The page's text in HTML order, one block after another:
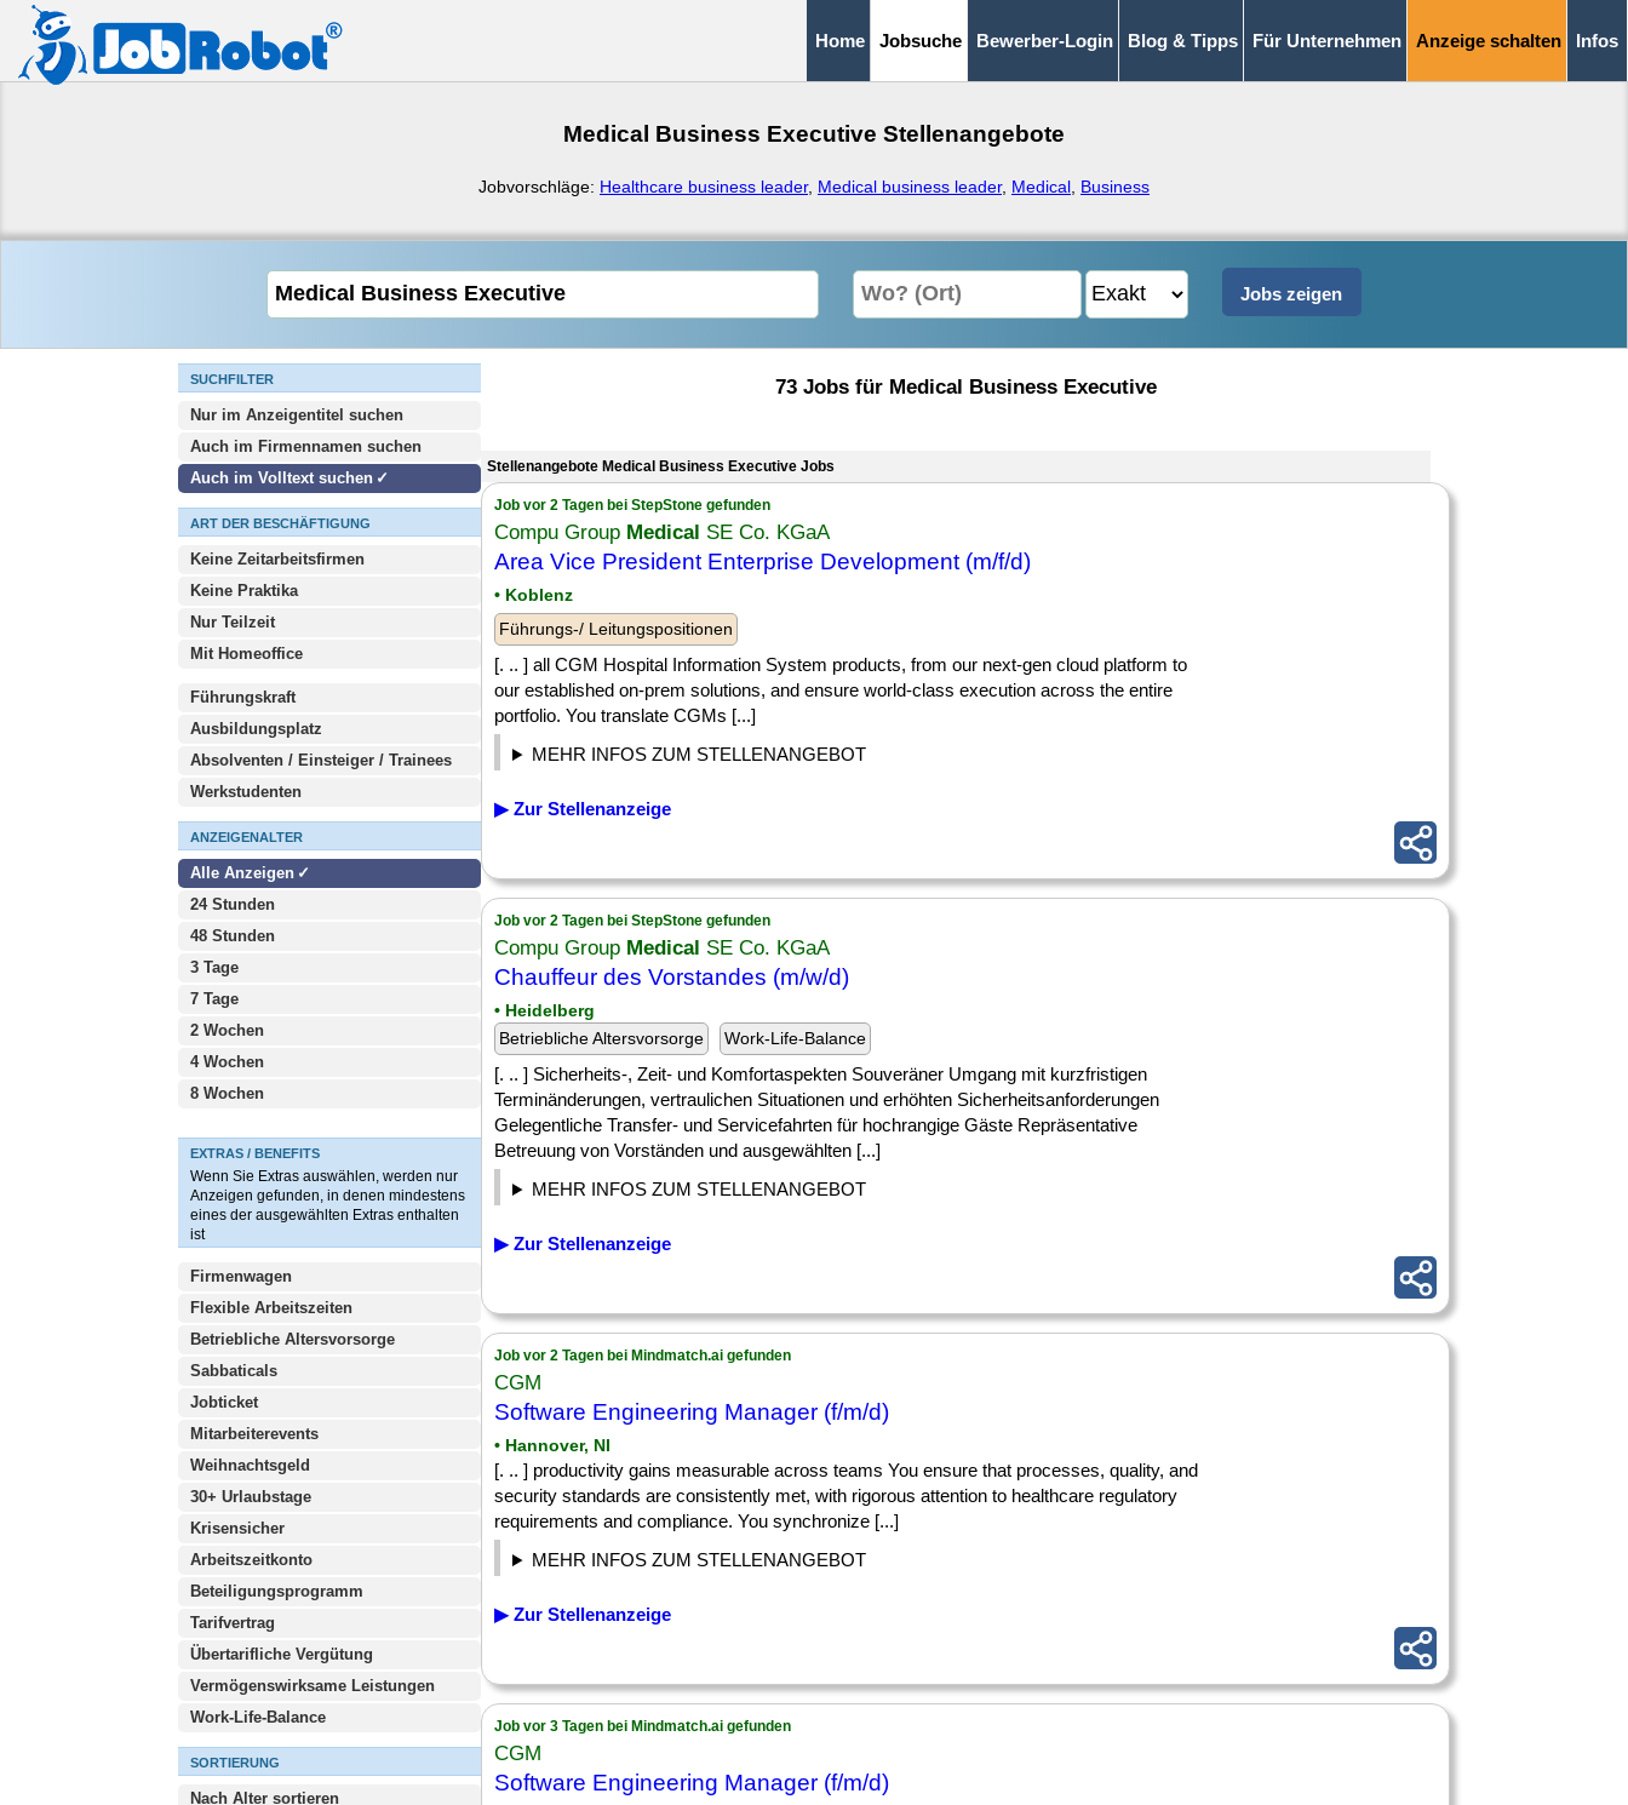
Home Jobsuche Bewerber-Login Blog & Tipps Für Unternehmen Anzeige schalten Infos
Medical Business Executive Stellenangebote
Jobvorschläge: Healthcare business leader, Medical business leader, Medical Business
SUCHFILTER
Nur im Anzeigentitel suchen
Auch im Firmennamen suchen
Auch im Volltext suchen
ART DER BESCHÄFTIGUNG
Keine Zeitarbeitsfirmen
Keine Praktika
Nur Teilzeit
Mit Homeoffice
Führungskraft
Ausbildungsplatz
Absolventen / Einsteiger / Trainees
Werkstudenten
ANZEIGENALTER
Alle Anzeigen
24 Stunden
48 Stunden
3 Tage
7 Tage
2 Wochen
4 Wochen
8 Wochen
EXTRAS / BENEFITS
Wenn Sie Extras auswählen, werden nur
Anzeigen gefunden, in denen mindestens
eines der ausgewählten Extras enthalten
ist
Firmenwagen
Flexible Arbeitszeiten
Betriebliche Altersvorsorge
Sabbaticals
Jobticket
Mitarbeiterevents
Weihnachtsgeld
30+ Urlaubstage
Krisensicher
Arbeitszeitkonto
Beteiligungsprogramm
Tarifvertrag
Übertarifliche Vergütung
Vermögenswirksame Leistungen
Work-Life-Balance
SORTIERUNG
Nach Alter sortieren
73 Jobs für Medical Business Executive
Stellenangebote Medical Business Executive Jobs
Job vor 2 Tagen bei StepStone gefunden
Compu Group Medical SE Co. KGaA
Area Vice President Enterprise Development (m/f/d)
• Koblenz
Führungs-/ Leitungspositionen
[. .. ] all CGM Hospital Information System products, from our next-gen cloud platform to
our established on-prem solutions, and ensure world-class execution across the entire
portfolio. You translate CGMs [...]
MEHR INFOS ZUM STELLENANGEBOT
▶ Zur Stellenanzeige
Job vor 2 Tagen bei StepStone gefunden
Compu Group Medical SE Co. KGaA
Chauffeur des Vorstandes (m/w/d)
• Heidelberg
Betriebliche Altersvorsorge
Work-Life-Balance
[. .. ] Sicherheits-, Zeit- und Komfortaspekten Souveräner Umgang mit kurzfristigen
Terminänderungen, vertraulichen Situationen und erhöhten Sicherheitsanforderungen
Gelegentliche Transfer- und Servicefahrten für hochrangige Gäste Repräsentative
Betreuung von Vorständen und ausgewählten [...]
MEHR INFOS ZUM STELLENANGEBOT
▶ Zur Stellenanzeige
Job vor 2 Tagen bei Mindmatch.ai gefunden
CGM
Software Engineering Manager (f/m/d)
• Hannover, NI
[. .. ] productivity gains measurable across teams You ensure that processes, quality, and
security standards are consistently met, with rigorous attention to healthcare regulatory
requirements and compliance. You synchronize [...]
MEHR INFOS ZUM STELLENANGEBOT
▶ Zur Stellenanzeige
Job vor 3 Tagen bei Mindmatch.ai gefunden
CGM
Software Engineering Manager (f/m/d)